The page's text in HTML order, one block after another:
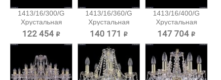
1413/16/300/G
Хрустальная
подвесная...
122 454 ₽
1413/16/360/G
Хрустальная
подвесная...
140 171 ₽
1413/16/400/G
Хрустальная
подвесная...
147 704 ₽